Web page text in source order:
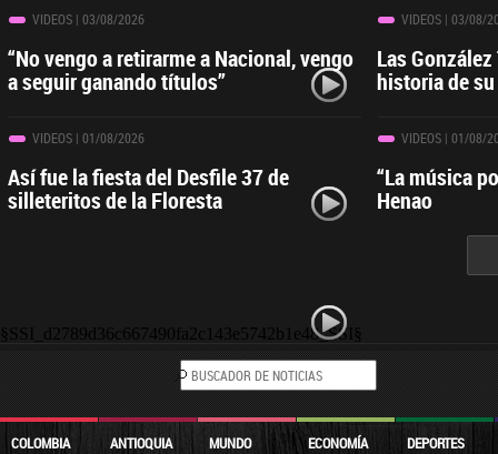
VIDEOS | 03/08/2026
“No vengo a retirarme a Nacional, vengo
a seguir ganando títulos”
VIDEOS | 03/08/
Las
historia de
VIDEOS | 01/08/2026
Así fue la fiesta del Desfile 37 de
silleteritos de la Floresta
VIDEOS | 01/08/
“La música
Henao
§SSI_d2789d36c667490fa2c143e5742b1e48_SSI§
COLOMBIA ANTIOQUIA MUNDO ECONOMÍA DEPORTES